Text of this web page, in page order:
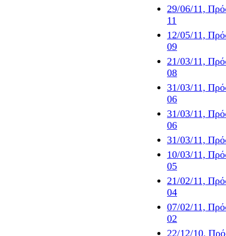
29/06/11,
11
12/05/11,
09
21/03/11,
08
31/03/11,
06
31/03/11,
06
31/03/11,
10/03/11,
05
21/02/11,
04
07/02/11,
02
22/12/10,